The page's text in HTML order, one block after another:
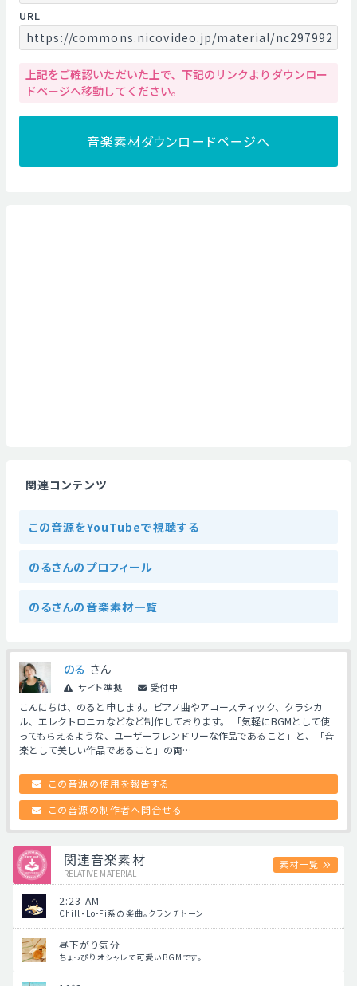
URL
https://commons.nicovideo.jp/material/nc297992
上記をご確認いただいた上で、下記のリンクよりダウンロー
ドページへ移動してください。
音楽素材ダウンロードページへ
関連コンテンツ
この音源をYouTubeで視聴する
のるさんのプロフィール
のるさんの音楽素材一覧
のる さん
サイト準拠 受付中
こんにちは、のると申します。ピアノ曲やアコースティック、クラシカ
ル、エレクトロニカなどなど制作しております。 「気軽にBGMとして使
ってもらえるような、ユーザーフレンドリーな作品であること」と、「音
楽として美しい作品であること」の両…
この音源の使用を報告する
この音源の制作者へ問合せる
関連音楽素材
RELATIVE MATERIAL
素材一覧
2:23 AM
Chill・Lo-Fi系の楽曲。クランチトーン…
昼下がり気分
ちょっぴりオシャレで可愛いBGMです。 …